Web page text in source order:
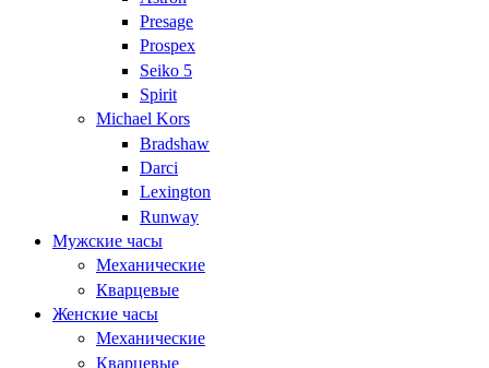
Presage
Prospex
Seiko 5
Spirit
Michael Kors
Bradshaw
Darci
Lexington
Runway
Мужские часы
Механические
Кварцевые
Женские часы
Механические
Кварцевые